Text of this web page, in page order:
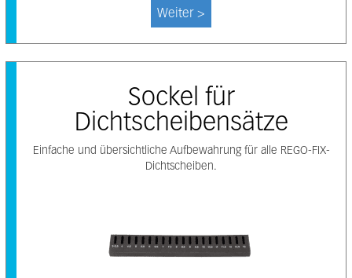
Weiter >
Sockel für
Dichtscheibensätze
Einfache und übersichtliche Aufbewahrung für alle REGO-FIX-
Dichtscheiben.